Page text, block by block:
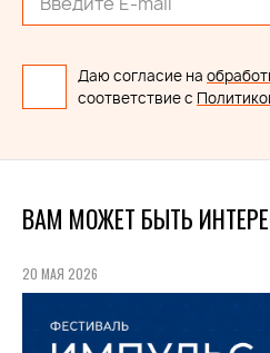
Даю согласие на
соответствие с
ВАМ МОЖЕТ БЫТЬ
20 МАЯ 2026